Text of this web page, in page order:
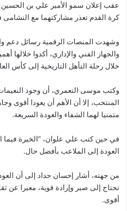
عقب إعلان سمو الأمير علي بن الحسين
كرة القدم تعذر مشاركتهما مع النشامى
وشهدت المنصات الرقمية رسائل دعم
والجهاز الفني والإداري، أكدوا خلالها
خلال رحلة التأهل التاريخية إلى كأس
وكتب موسى التعمري، أن وجود
المنتخب، إلا أن الأهم أن يعودا أقوى
متمنيا لهما الشفاء والعودة السريعة.
في حين كتب علي علوان، “الخيرة فيما
العودة إلى الملاعب بأفضل حال.
من جهته، أشار إحسان حداد إلى أن
تحتاج إلى صبر وإرادة قوية، معبرا عن
أقوى.